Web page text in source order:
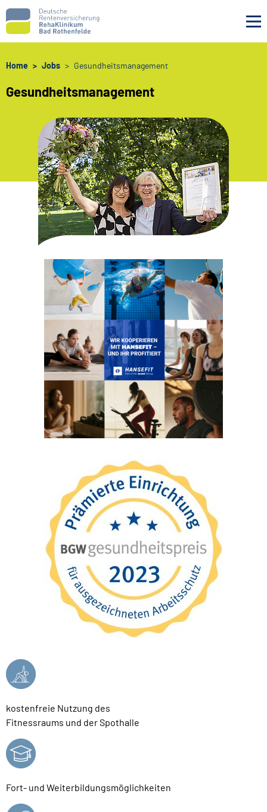
Navigation überspringen
Home Jobs Gesundheitsmanagement
Gesundheitsmanagement
kostenfreie Nutzung des
Fitnessraums und der Spothalle
Fort- und Weiterbildungsmöglichkeiten